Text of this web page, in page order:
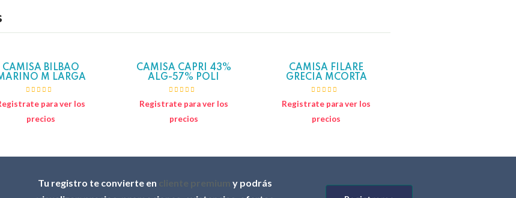
CAMISA BILBAO
M LARGA
para ver los
precios
Hot
CAMISA CAPRI 43%
ALG-57% POLI
Registrate para ver los
precios
HotCAMISA FILARE
GRECIA MCORTA
Registrate para ver los
precios
Tu registro te convierte en cliente premium y podrás